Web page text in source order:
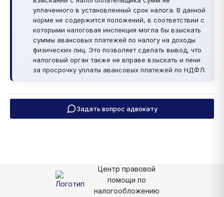
уплаченного в установленный срок налога. В данной
норме не содержится положений, в соответствии с
которыми налоговая инспекция могла бы взыскать
суммы авансовых платежей по налогу на доходы
физических лиц. Это позволяет сделать вывод, что
налоговый орган также не вправе взыскать и пени
за просрочку уплаты авансовых платежей по НДФЛ.
Задать вопрос адвокату
Центр правовой
помощи по
налогообложению